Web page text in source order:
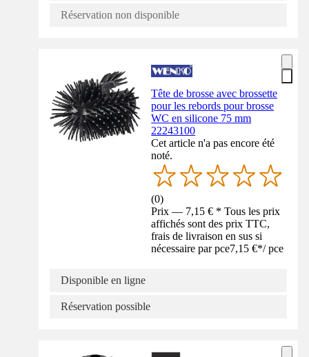
Réservation non disponible
Tête de brosse avec brossette
pour les rebords pour brosse
WC en silicone 75 mm
22243100
Cet article n'a pas encore été
noté.
(0)
Prix — 7,15 € * Tous les prix
affichés sont des prix TTC,
frais de livraison en sus si
nécessaire par pce7,15 €*/ pce
Disponible en ligne
Réservation possible